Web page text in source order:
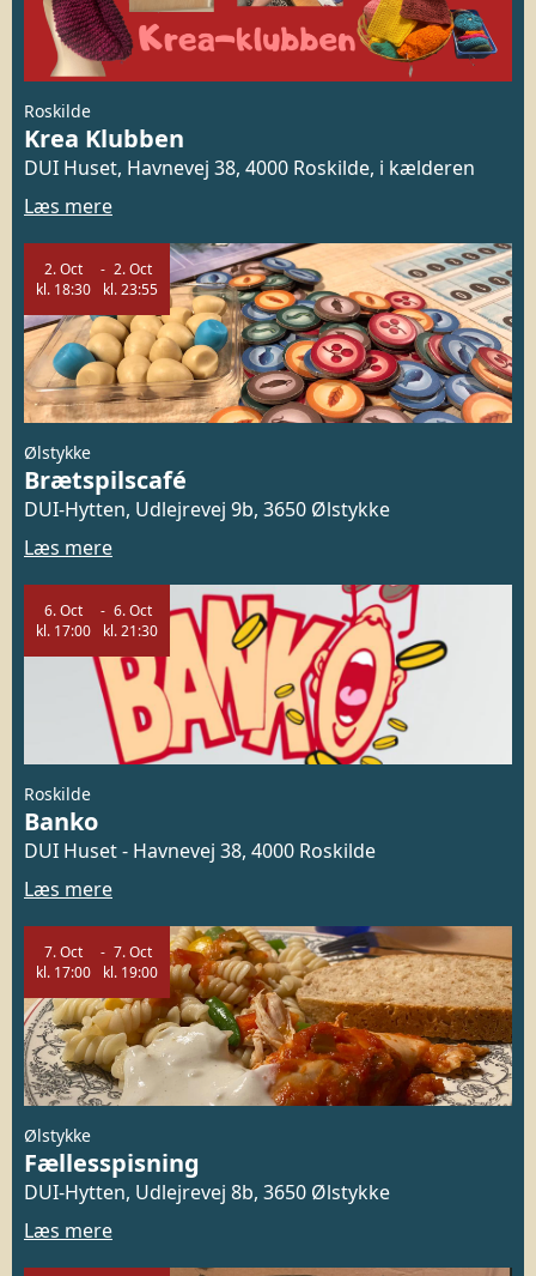
Roskilde
Krea Klubben
DUI Huset, Havnevej 38, 4000 Roskilde, i kælderen
Læs mere
2.Oct
kl. 18:30
2.Oct
kl.23:55
Ølstykke
Brætspilscafé
DUI-Hytten, Udlejrevej 9b, 3650 Ølstykke
Læs mere
6.Oct
kl. 17:00
6.Oct
kl.21:30
Roskilde
Banko
DUI Huset - Havnevej 38, 4000 Roskilde
Læs mere
7.Oct
kl. 17:00
7.Oct
kl. 19:00
Ølstykke
Fællesspisning
DUI-Hytten, Udlejrevej 8b, 3650 Ølstykke
Læs mere